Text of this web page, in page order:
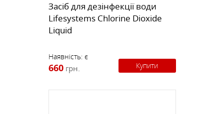
Засіб для дезінфекції води
Lifesystems Chlorine Dioxide
Liquid
Наявність: є
660 грн. Купити